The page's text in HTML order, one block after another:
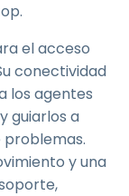
el acceso
conectividad
los agentes
guiarlos a
problemas.
y una